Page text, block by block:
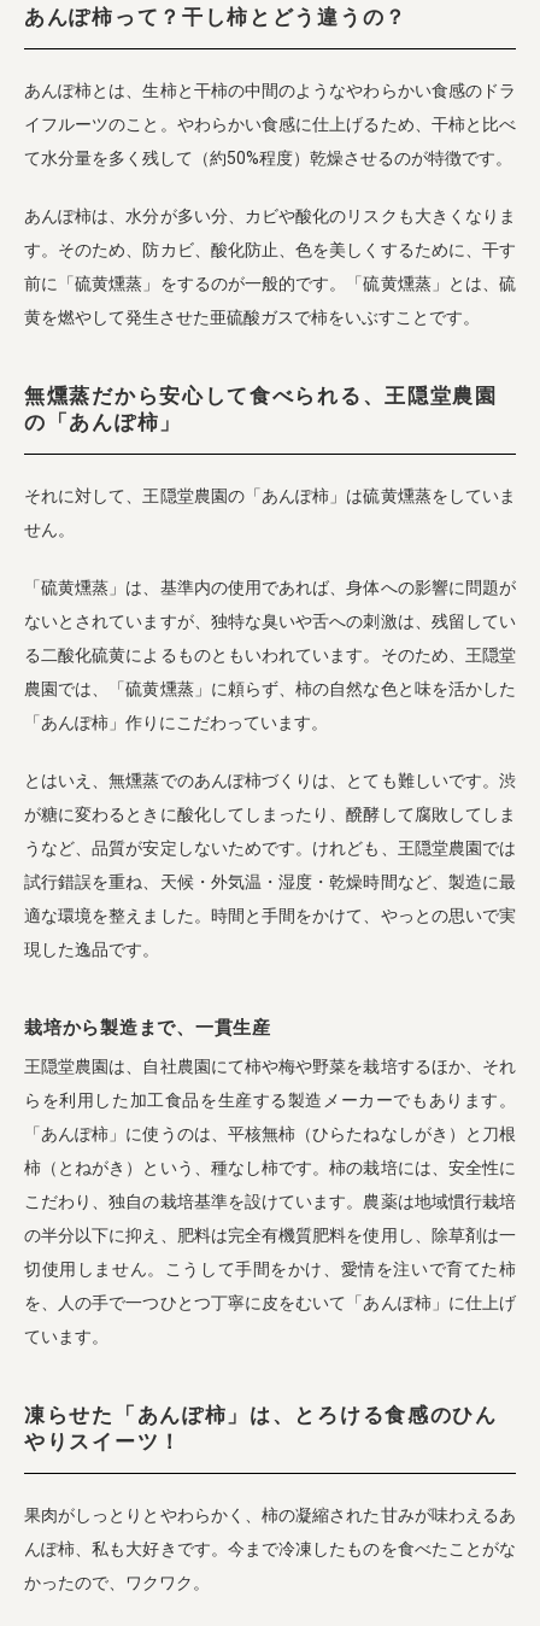
あんぽ柿って？干し柿とどう違うの？
あんぽ柿とは、生柿と干柿の中間のようなやわらかい食感のドラ
イフルーツのこと。やわらかい食感に仕上げるため、干柿と比べ
て水分量を多く残して（約50%程度）乾燥させるのが特徴です。
あんぽ柿は、水分が多い分、カビや酸化のリスクも大きくなりま
す。そのため、防カビ、酸化防止、色を美しくするために、干す
前に「硫黄燻蒸」をするのが一般的です。「硫黄燻蒸」とは、硫
黄を燃やして発生させた亜硫酸ガスで柿をいぶすことです。
無燻蒸だから安心して食べられる、王隠堂農園
の「あんぽ柿」
それに対して、王隠堂農園の「あんぽ柿」は硫黄燻蒸をしていま
せん。
「硫黄燻蒸」は、基準内の使用であれば、身体への影響に問題が
ないとされていますが、独特な臭いや舌への刺激は、残留してい
る二酸化硫黄によるものともいわれています。そのため、王隠堂
農園では、「硫黄燻蒸」に頼らず、柿の自然な色と味を活かした
「あんぽ柿」作りにこだわっています。
とはいえ、無燻蒸でのあんぽ柿づくりは、とても難しいです。渋
が糖に変わるときに酸化してしまったり、醗酵して腐敗してしま
うなど、品質が安定しないためです。けれども、王隠堂農園では
試行錯誤を重ね、天候・外気温・湿度・乾燥時間など、製造に最
適な環境を整えました。時間と手間をかけて、やっとの思いで実
現した逸品です。
栽培から製造まで、一貫生産
王隠堂農園は、自社農園にて柿や梅や野菜を栽培するほか、それ
らを利用した加工食品を生産する製造メーカーでもあります。
「あんぽ柿」に使うのは、平核無柿（ひらたねなしがき）と刀根
柿（とねがき）という、種なし柿です。柿の栽培には、安全性に
こだわり、独自の栽培基準を設けています。農薬は地域慣行栽培
の半分以下に抑え、肥料は完全有機質肥料を使用し、除草剤は一
切使用しません。こうして手間をかけ、愛情を注いで育てた柿
を、人の手で一つひとつ丁寧に皮をむいて「あんぽ柿」に仕上げ
ています。
凍らせた「あんぽ柿」は、とろける食感のひん
やりスイーツ！
果肉がしっとりとやわらかく、柿の凝縮された甘みが味わえるあ
んぽ柿、私も大好きです。今まで冷凍したものを食べたことがな
かったので、ワクワク。